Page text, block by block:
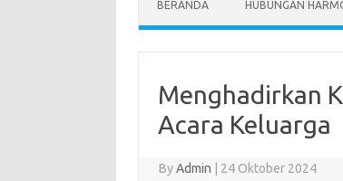
BERANDA HUBUNGAN
Menghadirkan
Acara Keluarga
ByAdmin 24 Oktober 2024